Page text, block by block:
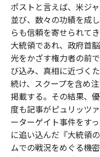
ポストと言えば、米ジ
並び、数々の功績を成
らも信頼を寄せられて
大統領であれ、政府首
光をかざす権力者の前
び込み、真相に近づく
続け、スクープを含め
掲載する。その結果、
度も記事がピュリッツ
ーターゲイト事件をす
に追い込んだ『大統領
ムでの戦況をめぐる機